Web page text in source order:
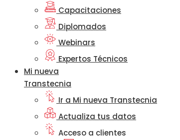
Capacitaciones
Diplomados
Webinars
Expertos Técnicos
Mi nueva
Transtecnia
Ir a Mi nueva Transtecnia
Actualiza tus datos
Acceso a clientes